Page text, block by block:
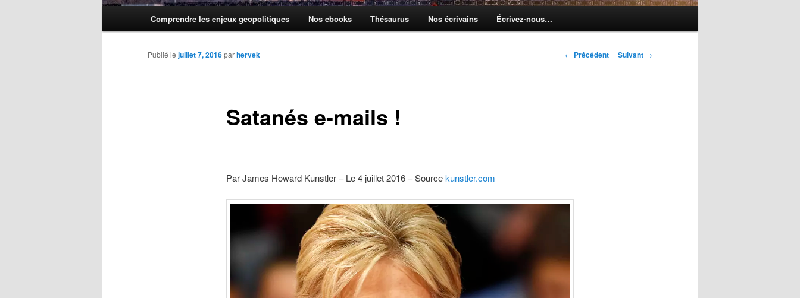
Comprendre les enjeux geopolitiques Nos ebooks Thésaurus Nos écrivains Écrivez-nous…
Navigation
← Précédent Suivant →
Satanés e-mails !
Publié le juillet 7, 2016parhervek
Par James Howard Kunstler – Le 4 juillet 2016 – Sourcekunstler.com